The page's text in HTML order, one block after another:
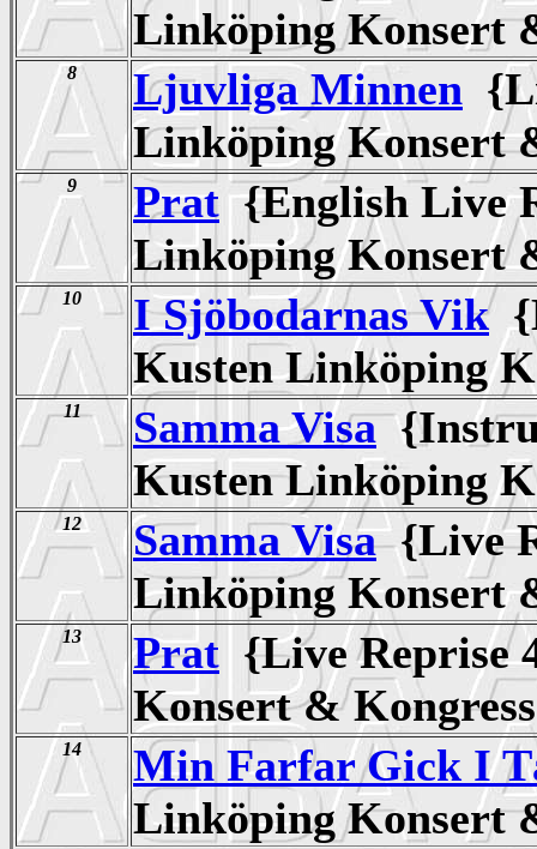
Linköping
8 Ljuvliga Minnen
Linköping
9 Prat{English Live
Linköping
10 I Sjöbodarnas Vik
Kusten Linköping
11 Samma Visa
Kusten Linköping
12 Samma Visa{Live
Linköping
13 Prat {Live Reprise
Konsert &
14
Min Farfar Gick I
Linköping